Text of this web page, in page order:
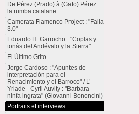
De Pérez (Prado) à (Gato) Pérez :
la rumba catalane
Camerata Flamenco Project : "Falla
3.0"
Eduardo H. Garrocho : "Coplas y
tonás del Andévalo y la Sierra"
El Último Grito
Jorge Cardoso : "Apuntes de
interpretación para el
Renacimiento y el Barroco" / L’
Yriade - Cyril Auvity : "Barbara
ninfa ingrata" (Giovanni Bononcini)
Portraits et interviews